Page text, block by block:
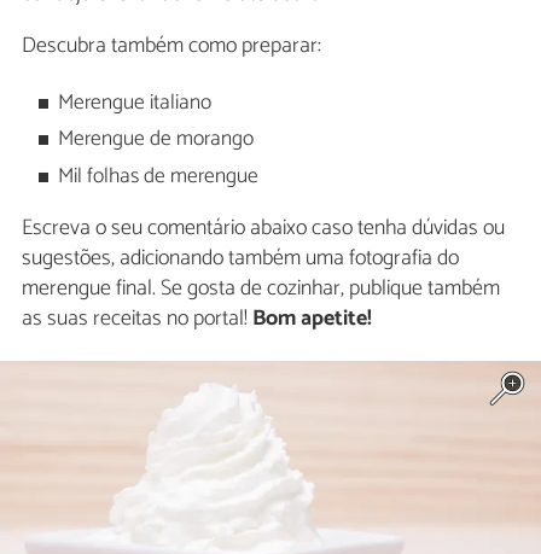
Descubra também como preparar:
Merengue italiano
Merengue de morango
Mil folhas de merengue
Escreva o seu comentário abaixo caso tenha dúvidas ou
sugestões, adicionando também uma fotografia do
merengue final. Se gosta de cozinhar, publique também
as suas receitas no portal!Bom apetite!